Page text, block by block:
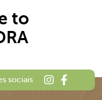
to
sociais